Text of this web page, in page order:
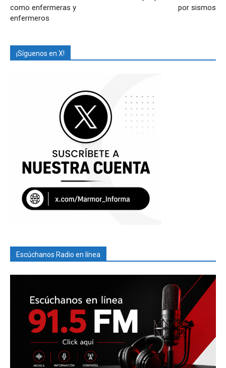
como enfermeras y
enfermeros
por sismos
¡Síguenos en X!
Escúchanos Radio en línea